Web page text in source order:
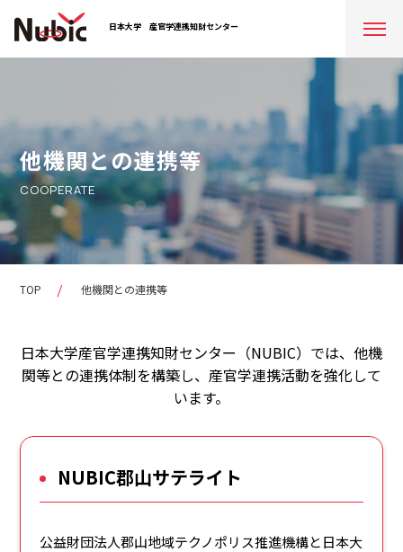
日本大学 産官学連携知財センター
他機関との連携等
COOPERATE
TOP 他機関との連携等
日本大学産官学連携知財センター（NUBIC）では、他機
関等との連携体制を構築し、産官学連携活動を強化して
います。
NUBIC郡山サテライト
公益財団法人郡山地域テクノポリス推進機構と日本大